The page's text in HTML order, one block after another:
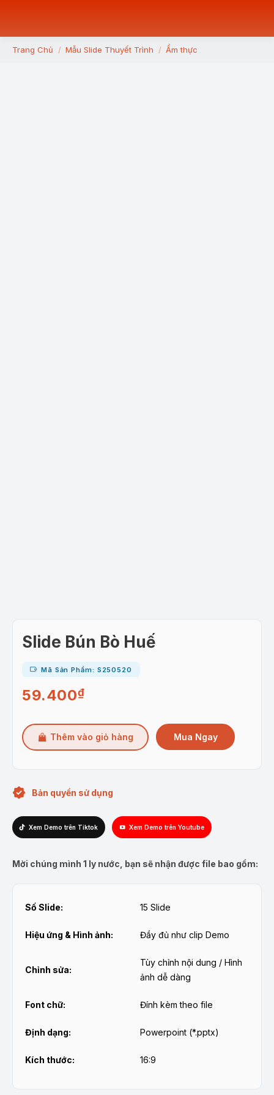
You are here:
Trang Chủ Mẫu Slide Thuyết Trình Ẩm thực
Slide Bún Bò Huế
Mã Sản Phẩm: S250520
59.400₫
Thêm vào giỏ hàng Mua Ngay
Bản quyền sử dụng
Xem Demo trên Tiktok Xem Demo trên Youtube
Mời chúng mình 1 ly nước, bạn sẽ nhận được file bao gồm:
Số Slide: 15 Slide
Hiệu ứng & Hình ảnh: Đầy đủ như clip Demo
Chỉnh sửa:
Tùy chỉnh nội dung / Hình
ảnh dễ dàng
Font chữ: Đính kèm theo file
Định dạng: Powerpoint (*.pptx)
Kích thước: 16:9